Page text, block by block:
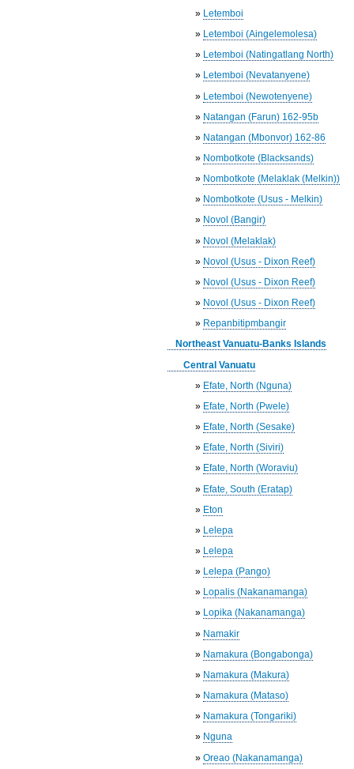
» Letemboi
» Letemboi (Aingelemolesa)
» Letemboi (Natingatlang North)
» Letemboi (Nevatanyene)
» Letemboi (Newotenyene)
» Natangan (Farun) 162-95b
» Natangan (Mbonvor) 162-86
» Nombotkote (Blacksands)
» Nombotkote (Melaklak (Melkin))
» Nombotkote (Usus - Melkin)
» Novol (Bangir)
» Novol (Melaklak)
» Novol (Usus - Dixon Reef)
» Novol (Usus - Dixon Reef)
» Novol (Usus - Dixon Reef)
» Repanbitipmbangir
Northeast Vanuatu-Banks Islands
Central Vanuatu
» Efate, North (Nguna)
» Efate, North (Pwele)
» Efate, North (Sesake)
» Efate, North (Siviri)
» Efate, North (Woraviu)
» Efate, South (Eratap)
» Eton
» Lelepa
» Lelepa
» Lelepa (Pango)
» Lopalis (Nakanamanga)
» Lopika (Nakanamanga)
» Namakir
» Namakura (Bongabonga)
» Namakura (Makura)
» Namakura (Mataso)
» Namakura (Tongariki)
» Nguna
»Oreao (Nakanamanga)